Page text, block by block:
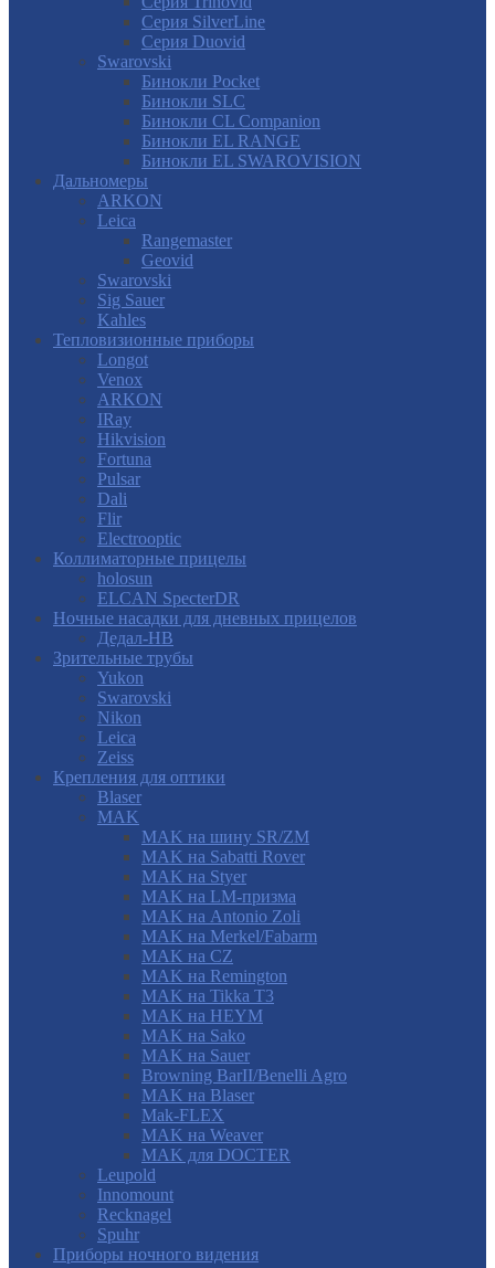
Серия SilverLine
Серия Duovid
Swarovski
Бинокли Pocket
Бинокли SLC
Бинокли CL Companion
Бинокли EL RANGE
Бинокли EL SWAROVISION
Дальномеры
ARKON
Leica
Rangemaster
Geovid
Swarovski
Sig Sauer
Kahles
Тепловизионные приборы
Longot
Venox
ARKON
IRay
Hikvision
Fortuna
Pulsar
Dali
Flir
Electrooptic
Коллиматорные прицелы
holosun
ELCAN SpecterDR
Ночные насадки для дневных прицелов
Дедал-НВ
Зрительные трубы
Yukon
Swarovski
Nikon
Leica
Zeiss
Крепления для оптики
Blaser
MAK
MAK на шину SR/ZM
MAK на Sabatti Rover
MAK на Styer
MAK на LM-призма
MAK на Antonio Zoli
MAK на Merkel/Fabarm
MAK на CZ
MAK на Remington
MAK на Tikka T3
MAK на HEYM
MAK на Sako
MAK на Sauer
Browning BarII/Benelli Agro
MAK на Blaser
Mak-FLEX
MAK на Weaver
MAK для DOCTER
Leupold
Innomount
Recknagel
Spuhr
Приборы ночного видения